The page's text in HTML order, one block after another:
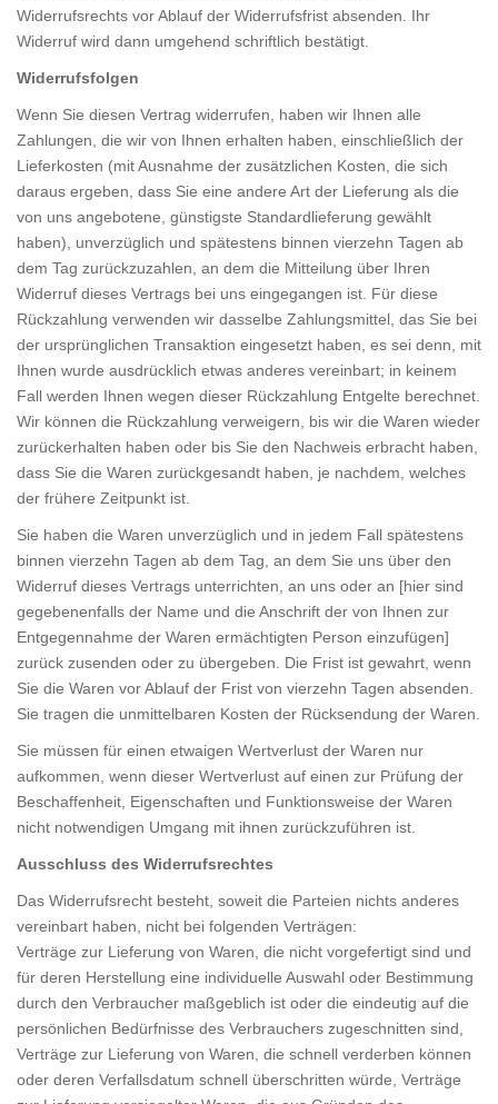
Widerrufsrechts vor Ablauf der Widerrufsfrist absenden. Ihr
Widerruf wird dann umgehend schriftlich bestätigt.
Widerrufsfolgen
Wenn Sie diesen Vertrag widerrufen, haben wir Ihnen alle
Zahlungen, die wir von Ihnen erhalten haben, einschließlich der
Lieferkosten (mit Ausnahme der zusätzlichen Kosten, die sich
daraus ergeben, dass Sie eine andere Art der Lieferung als die
von uns angebotene, günstigste Standardlieferung gewählt
haben), unverzüglich und spätestens binnen vierzehn Tagen ab
dem Tag zurückzuzahlen, an dem die Mitteilung über Ihren
Widerruf dieses Vertrags bei uns eingegangen ist. Für diese
Rückzahlung verwenden wir dasselbe Zahlungsmittel, das Sie bei
der ursprünglichen Transaktion eingesetzt haben, es sei denn, mit
Ihnen wurde ausdrücklich etwas anderes vereinbart; in keinem
Fall werden Ihnen wegen dieser Rückzahlung Entgelte berechnet.
Wir können die Rückzahlung verweigern, bis wir die Waren wieder
zurückerhalten haben oder bis Sie den Nachweis erbracht haben,
dass Sie die Waren zurückgesandt haben, je nachdem, welches
der frühere Zeitpunkt ist.
Sie haben die Waren unverzüglich und in jedem Fall spätestens
binnen vierzehn Tagen ab dem Tag, an dem Sie uns über den
Widerruf dieses Vertrags unterrichten, an uns oder an [hier sind
gegebenenfalls der Name und die Anschrift der von Ihnen zur
Entgegennahme der Waren ermächtigten Person einzufügen]
zurück zusenden oder zu übergeben. Die Frist ist gewahrt, wenn
Sie die Waren vor Ablauf der Frist von vierzehn Tagen absenden.
Sie tragen die unmittelbaren Kosten der Rücksendung der Waren.
Sie müssen für einen etwaigen Wertverlust der Waren nur
aufkommen, wenn dieser Wertverlust auf einen zur Prüfung der
Beschaffenheit, Eigenschaften und Funktionsweise der Waren
nicht notwendigen Umgang mit ihnen zurückzuführen ist.
Ausschluss des Widerrufsrechtes
Das Widerrufsrecht besteht, soweit die Parteien nichts anderes
vereinbart haben, nicht bei folgenden Verträgen:
Verträge zur Lieferung von Waren, die nicht vorgefertigt sind und
für deren Herstellung eine individuelle Auswahl oder Bestimmung
durch den Verbraucher maßgeblich ist oder die eindeutig auf die
persönlichen Bedürfnisse des Verbrauchers zugeschnitten sind,
Verträge zur Lieferung von Waren, die schnell verderben können
oder deren Verfallsdatum schnell überschritten würde, Verträge